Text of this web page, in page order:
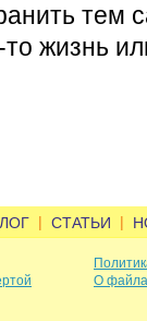
тем
жизнь
| СТАТЬИ |
О